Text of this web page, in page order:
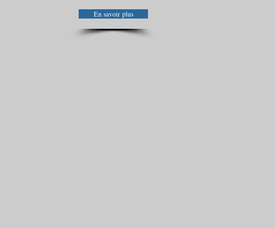
En savoir plus